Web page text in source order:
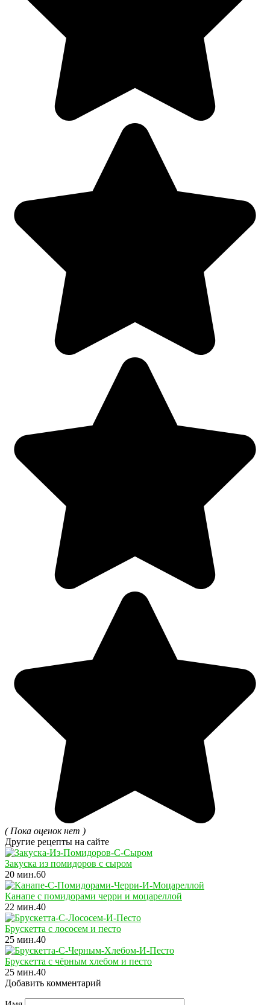
( Пока оценок нет )
Другие рецепты на сайте
Закуска из помидоров с сыром
20 мин.60
Канапе с помидорами черри и моцареллой
22 мин.40
Брускетта с лососем и песто
25 мин.40
Брускетта с чёрным хлебом и песто
25 мин.40
Добавить комментарий